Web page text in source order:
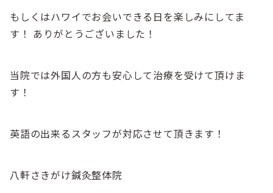
もしくはハワイでお会いできる日を楽しみにしてま
す！ ありがとうございました！
当院では外国人の方も安心して治療を受けて頂けま
す！
英語の出来るスタッフが対応させて頂きます！
八軒さきがけ鍼灸整体院